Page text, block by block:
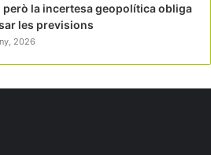
però la incertesa geopolítica obliga
les previsions
2026